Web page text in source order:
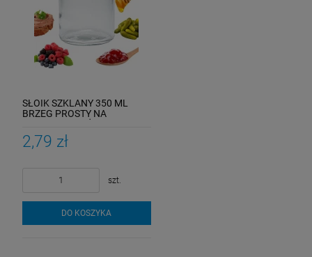
SŁOIK SZKLANY 350 ML
BRZEG PROSTY NA
2,79 zł
szt.
DO KOSZYKA